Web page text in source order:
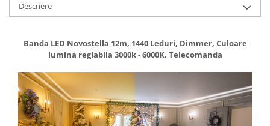
Descriere
Banda LED Novostella 12m, 1440 Leduri, Dimmer, Culoare
lumina reglabila 3000k - 6000K, Telecomanda